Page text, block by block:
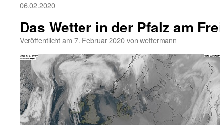
06.02.2020
Das Wetter in der Pfalz am
Veröffentlicht am 7. Februar 2020von wettermann